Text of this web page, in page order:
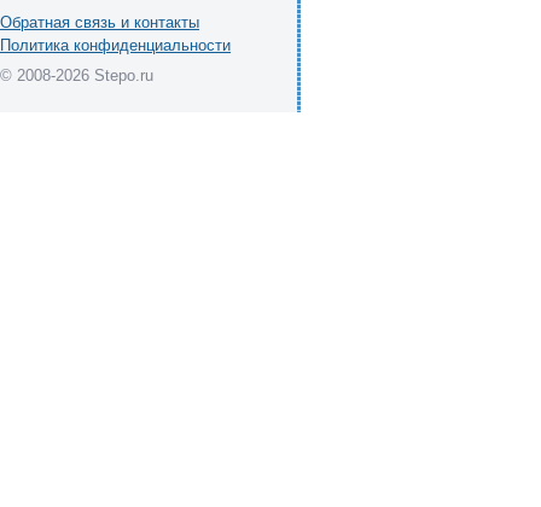
Обратная связь и контакты
Политика конфиденциальности
© 2008-2026 Stepo.ru